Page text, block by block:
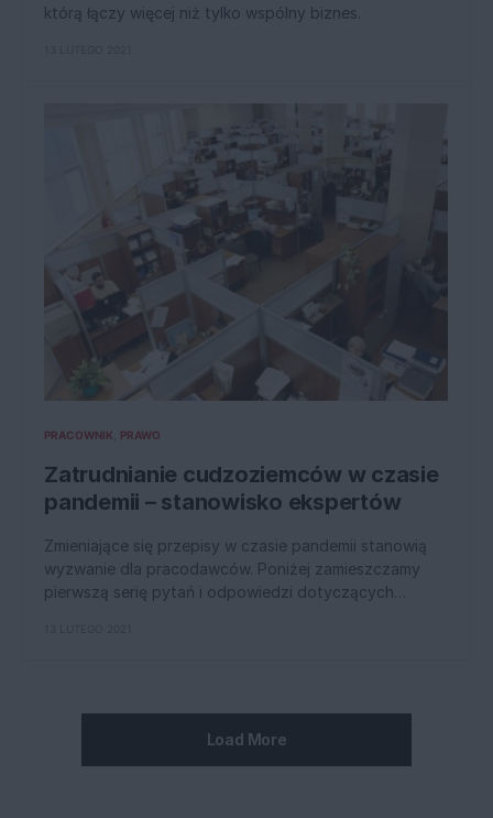
którą łączy więcej niż tylko wspólny biznes.
PRACOWNIK PRAWO
Zatrudnianie cudzoziemców w czasie
pandemii – stanowisko ekspertów
Zmieniające się przepisy w czasie pandemii stanowią
wyzwanie dla pracodawców. Poniżej zamieszczamy
pierwszą serię pytań i odpowiedzi dotyczących…
Load More